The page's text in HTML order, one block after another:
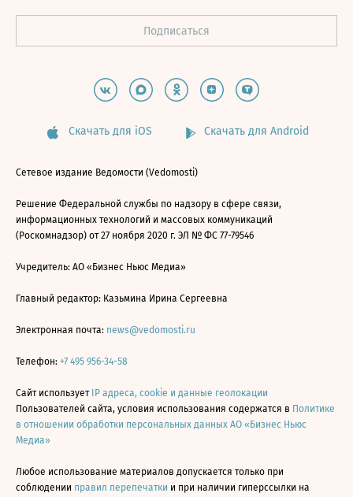
Скачать для iOS Скачать для Android
Сетевое издание Ведомости (Vedomosti)
Решение Федеральной службы по надзору в сфере связи,
информационных технологий и массовых коммуникаций
(Роскомнадзор) от 27 ноября 2020 г. ЭЛ № ФС 77-79546
Учредитель: АО «Бизнес Ньюс Медиа»
Главный редактор: Казьмина Ирина Сергеевна
Электронная почта: news@vedomosti.ru
Телефон: +7 495 956-34-58
Сайт использует IP адреса, cookie и данные геолокации
Пользователей сайта, условия использования содержатся в Политике
в отношении обработки персональных данных АО «Бизнес Ньюс
Медиа»
Любое использование материалов допускается только при
соблюдении правил перепечатки и при наличии гиперссылки на